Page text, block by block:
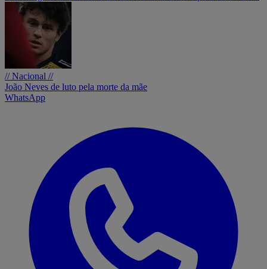
// Nacional //
João Neves de luto pela morte da mãe
WhatsApp